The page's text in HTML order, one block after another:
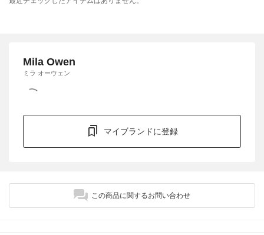
Mila Owen
ミラ オーウェン
マイブランドに登録
この商品に関するお問い合わせ